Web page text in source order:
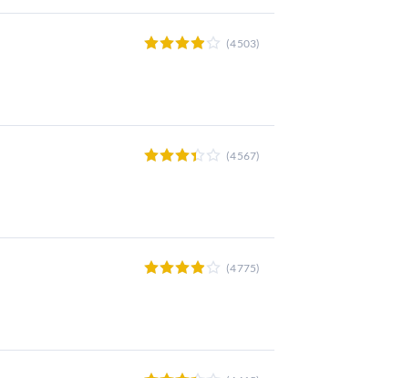
(4503)
(4567)
(4775)